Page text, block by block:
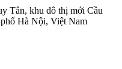
Tân, khu đô thị mới Cầu
Hà Nội, Việt Nam